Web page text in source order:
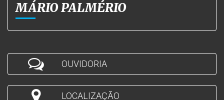
MÁRIO PALMÉRIO
OUVIDORIA
LOCALIZAÇÃO